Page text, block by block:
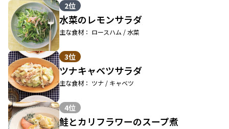
2位
水菜のレモンサラダ
主な食材： ロースハム / 水菜
3位
ツナキャベツサラダ
主な食材： ツナ / キャベツ
4位
鮭とカリフラワーのスープ煮